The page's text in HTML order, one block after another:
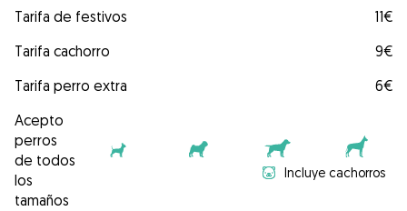
Tarifa de festivos
11€
Tarifa cachorro
9€
Tarifa perro extra
6€
Acepto
perros
de todos
los
tamaños
Incluye cachorros